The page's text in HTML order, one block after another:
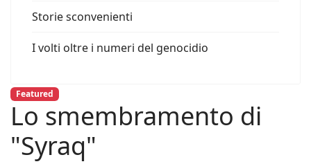
Storie sconvenienti
I volti oltre i numeri del genocidio
Featured
Lo smembramento di
"Syraq"